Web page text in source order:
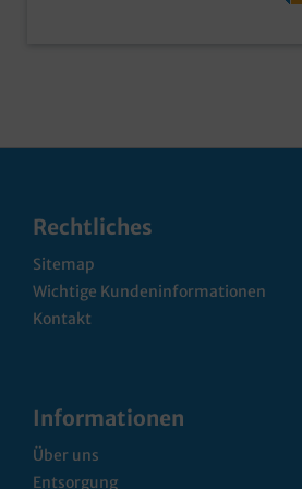
Rechtliches
Sitemap
Wichtige Kundeninformationen
Kontakt
Informationen
Über uns
Entsorgung